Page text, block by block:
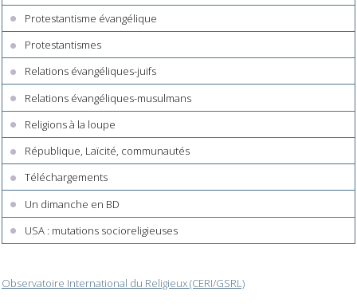
Protestantisme évangélique
Protestantismes
Relations évangéliques-juifs
Relations évangéliques-musulmans
Religions à la loupe
République, Laïcité, communautés
Téléchargements
Un dimanche en BD
USA : mutations socioreligieuses
Observatoire International du Religieux (CERI/GSRL)